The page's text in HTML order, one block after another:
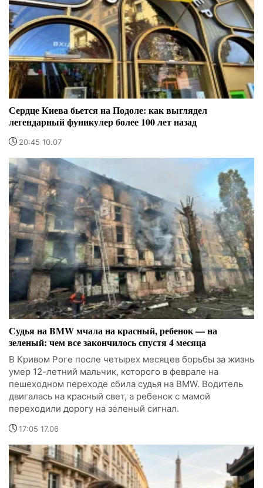
Сердце Киева бьется на Подоле: как выглядел
легендарный фуникулер более 100 лет назад
20:45 10.07
Судья на BMW мчала на красный, ребенок — на
зеленый: чем все закончилось спустя 4 месяца
В Кривом Роге после четырех месяцев борьбы за жизнь
умер 12-летний мальчик, которого в феврале на
пешеходном переходе сбила судья на BMW. Водитель
двигалась на красный свет, а ребенок с мамой
переходили дорогу на зеленый сигнал.
17:05 17.06